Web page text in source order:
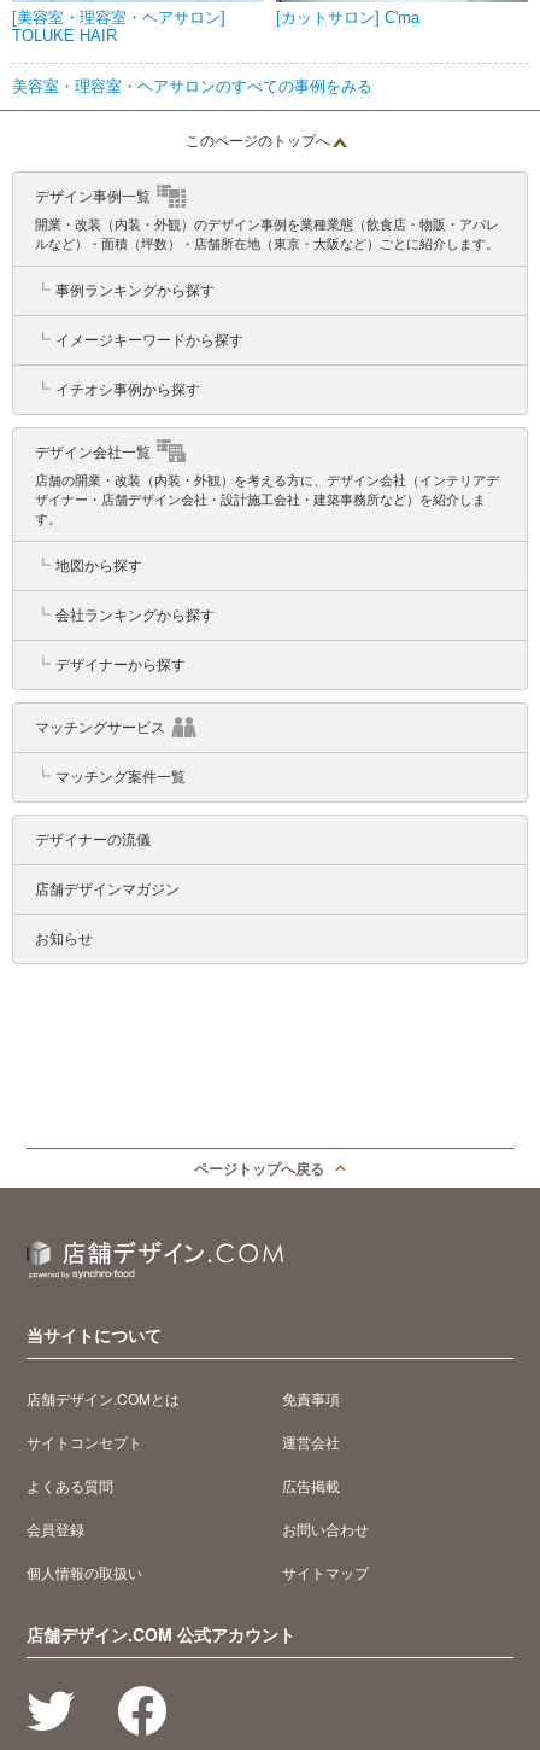
[美容室・理容室・ヘアサロン]
TOLUKE HAIR
[カットサロン] C'ma
美容室・理容室・ヘアサロンのすべての事例をみる
このページのトップへ
デザイン事例一覧
開業・改装（内装・外観）のデザイン事例を業種業態（飲食店・物販・アパレ
ルなど）・面積（坪数）・店舗所在地（東京・大阪など）ごとに紹介します。
┗ 事例ランキングから探す
┗ イメージキーワードから探す
┗ イチオシ事例から探す
デザイン会社一覧
店舗の開業・改装（内装・外観）を考える方に、デザイン会社（インテリアデ
ザイナー・店舗デザイン会社・設計施工会社・建築事務所など）を紹介しま
す。
┗ 地図から探す
┗ 会社ランキングから探す
┗ デザイナーから探す
マッチングサービス
┗ マッチング案件一覧
デザイナーの流儀
店舗デザインマガジン
お知らせ
ページトップへ戻る
当サイトについて
店舗デザイン.COMとは
サイトコンセプト
よくある質問
会員登録
個人情報の取扱い
免責事項
運営会社
広告掲載
お問い合わせ
サイトマップ
店舗デザイン.COM 公式アカウント